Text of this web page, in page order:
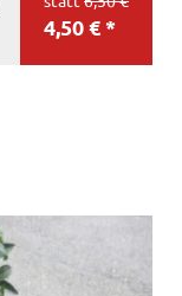
4,50 € *